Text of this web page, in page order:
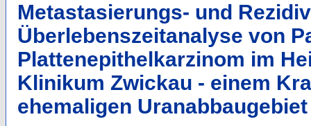
Metastasierungs- und
Überlebenszeitanalyse von
Plattenepithelkarzinom im
Klinikum Zwickau - einem
ehemaligen